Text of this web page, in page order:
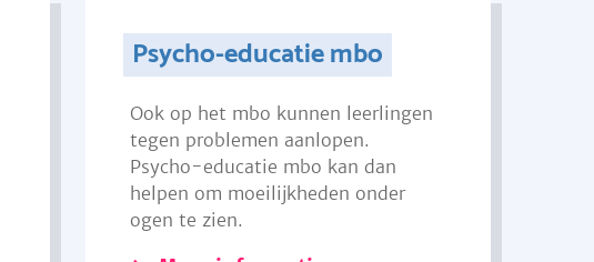
Psycho-educatie mbo
Ook op het mbo kunnen leerlingen
tegen problemen aanlopen.
Psycho-educatie mbo kan dan
helpen om moeilijkheden onder
ogen te zien.